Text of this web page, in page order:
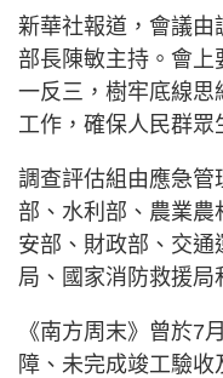
新華社報道，會議由
部長陳敏主持。會
一反三，樹牢底線思
工作，確保人民群眾
調查評估組由應急管
部、水利部、農業
安部、財政部、交
局、國家消防救援局
《南方周末》曾於7
障、未完成竣工驗收